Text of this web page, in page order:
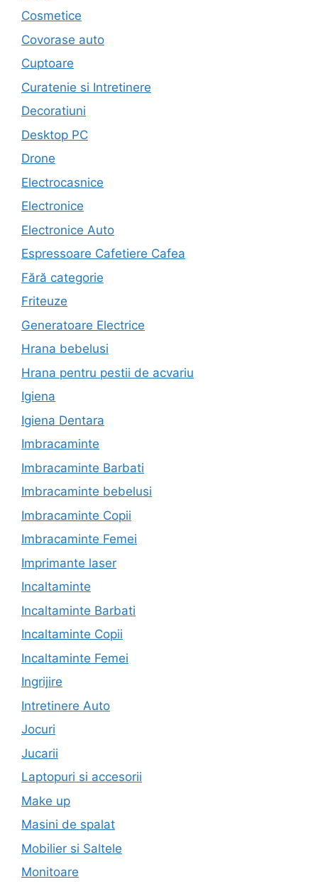
Cosmetice
Covorase auto
Cuptoare
Curatenie si Intretinere
Decoratiuni
Desktop PC
Drone
Electrocasnice
Electronice
Electronice Auto
Espressoare Cafetiere Cafea
Fără categorie
Friteuze
Generatoare Electrice
Hrana bebelusi
Hrana pentru pestii de acvariu
Igiena
Igiena Dentara
Imbracaminte
Imbracaminte Barbati
Imbracaminte bebelusi
Imbracaminte Copii
Imbracaminte Femei
Imprimante laser
Incaltaminte
Incaltaminte Barbati
Incaltaminte Copii
Incaltaminte Femei
Ingrijire
Intretinere Auto
Jocuri
Jucarii
Laptopuri si accesorii
Make up
Masini de spalat
Mobilier si Saltele
Monitoare